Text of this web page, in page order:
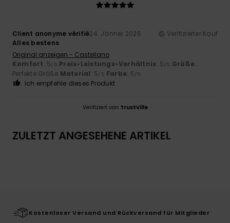
Client anonyme vérifié24. Jänner 2026
Verifizierter Kauf
Alles bestens
Original anzeigen - Castellano
Komfort: 5/5 Preis-Leistungs-Verhältnis: 5/5 Größe:
Perfekte Größe Material: 5/5 Farbe: 5/5
Ich empfehle dieses Produkt
Verifiziert von TrustVille
ZULETZT ANGESEHENE ARTIKEL
Kostenloser Versand und Rückversand für Mitglieder